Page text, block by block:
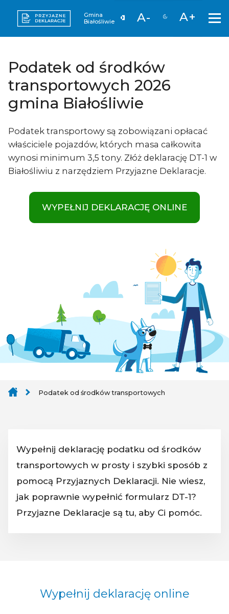
Gmina
Białośliwie
A- A+
Podatek od środków
transportowych 2026
gmina Białośliwie
Podatek transportowy są zobowiązani opłacać
właściciele pojazdów, których masa całkowita
wynosi minimum 3,5 tony. Złóż deklarację DT-1 w
Białośliwiu z narzędziem Przyjazne Deklaracje.
WYPEŁNIJ DEKLARACJĘ ONLINE
Podatek od środków transportowych
Wypełnij deklarację podatku od środków
transportowych w prosty i szybki sposób z
pomocą Przyjaznych Deklaracji. Nie wiesz,
jak poprawnie wypełnić formularz DT-1?
Przyjazne Deklaracje są tu, aby Ci pomóc.
Wypełnij deklarację online